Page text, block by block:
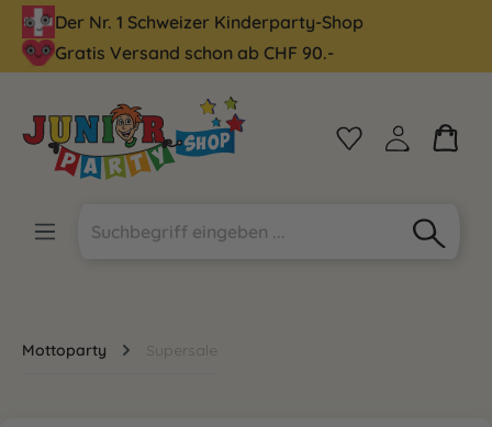
springen
Der Nr. 1 Schweizer Kinderparty-Shop
Gratis Versand schon ab CHF 90.-
Mottoparty Supersale